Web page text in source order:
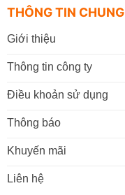
THÔNG TIN CHUNG
Giới thiệu
Thông tin công ty
Điều khoản sử dụng
Thông báo
Khuyến mãi
Liên hệ